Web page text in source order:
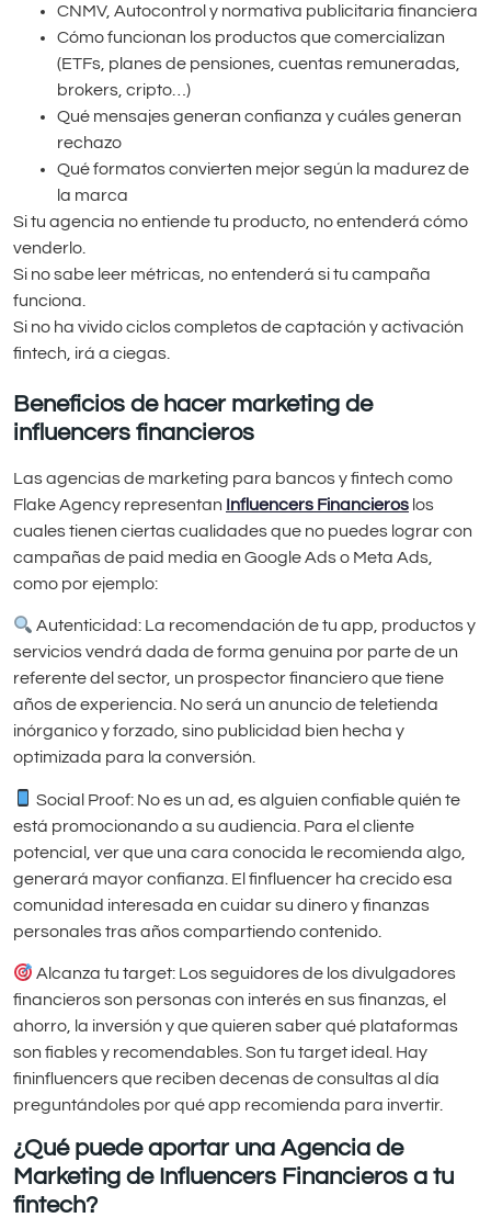
CNMV, Autocontrol y normativa publicitaria financiera
Cómo funcionan los productos que comercializan
(ETFs, planes de pensiones, cuentas remuneradas,
brokers, cripto…)
Qué mensajes generan confianza y cuáles generan
rechazo
Qué formatos convierten mejor según la madurez de
la marca
Si tu agencia no entiende tu producto, no entenderá cómo
venderlo.
Si no sabe leer métricas, no entenderá si tu campaña
funciona.
Si no ha vivido ciclos completos de captación y activación
fintech, irá a ciegas.
Beneficios de hacer marketing de
influencers financieros
Las agencias de marketing para bancos y fintech como
Flake Agency representan Influencers Financieros los
cuales tienen ciertas cualidades que no puedes lograr con
campañas de paid media en Google Ads o Meta Ads,
como por ejemplo:
Autenticidad: La recomendación de tu app, productos y
servicios vendrá dada de forma genuina por parte de un
referente del sector, un prospector financiero que tiene
años de experiencia. No será un anuncio de teletienda
inórganico y forzado, sino publicidad bien hecha y
optimizada para la conversión.
Social Proof: No es un ad, es alguien confiable quién te
está promocionando a su audiencia. Para el cliente
potencial, ver que una cara conocida le recomienda algo,
generará mayor confianza. El finfluencer ha crecido esa
comunidad interesada en cuidar su dinero y finanzas
personales tras años compartiendo contenido.
Alcanza tu target: Los seguidores de los divulgadores
financieros son personas con interés en sus finanzas, el
ahorro, la inversión y que quieren saber qué plataformas
son fiables y recomendables. Son tu target ideal. Hay
fininfluencers que reciben decenas de consultas al día
preguntándoles por qué app recomienda para invertir.
¿Qué puede aportar una Agencia de
Marketing de Influencers Financieros a tu
fintech?